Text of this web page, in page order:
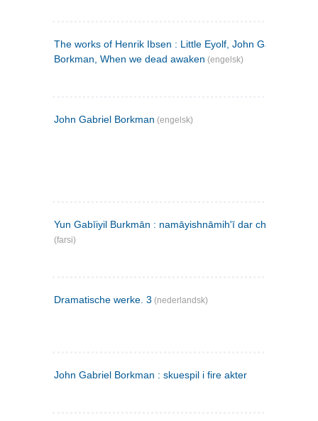
The works of Henrik Ibsen : Little Eyolf, John Gabriel
Borkman, When we dead awaken (engelsk)
John Gabriel Borkman (engelsk)
Yun Gabīiyil Burkmān : namāyishnāmihʹī dar chahār pardih
(farsi)
Dramatische werke. 3 (nederlandsk)
John Gabriel Borkman : skuespil i fire akter